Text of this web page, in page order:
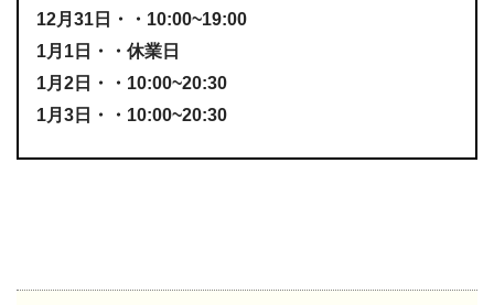
12月31日・・10:00~19:00
1月1日・・休業日
1月2日・・10:00~20:30
1月3日・・10:00~20:30